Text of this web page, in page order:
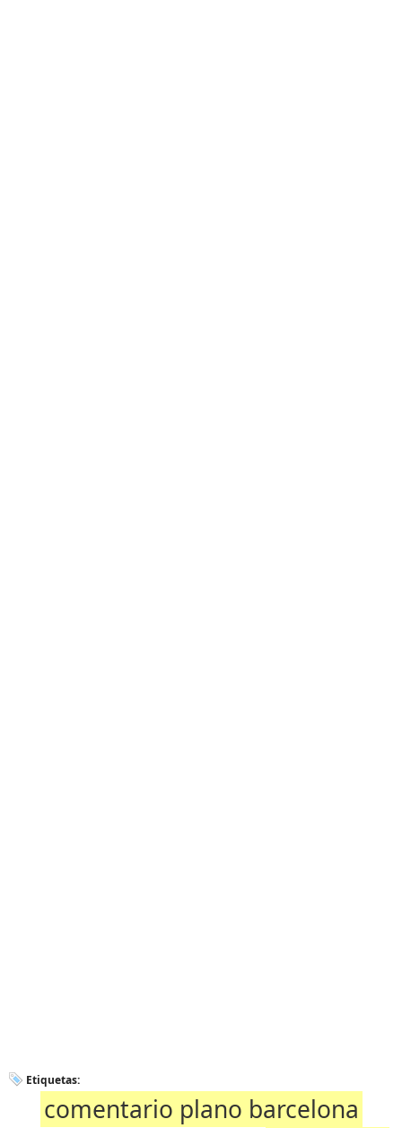
Etiquetas:
comentario plano barcelona